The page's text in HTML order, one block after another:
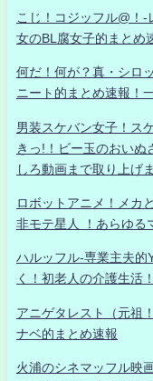
こじ！コジッフル@！
女のBL腐女子的まとめ
何だ！何が？真・シ
ニート的まとめ速報！
男装スケバン女子！ス
きっ!！ビー玉のおい
しろ動画まで取り上げ
ロボットアニメ！メカ
非モテ星人 ！あらゆる
ハルッフル-専業主夫的
く！初老人の介護生活
アニゲタレスト（元祖
ナベ的まとめ速報
火浦のシネマッフル映